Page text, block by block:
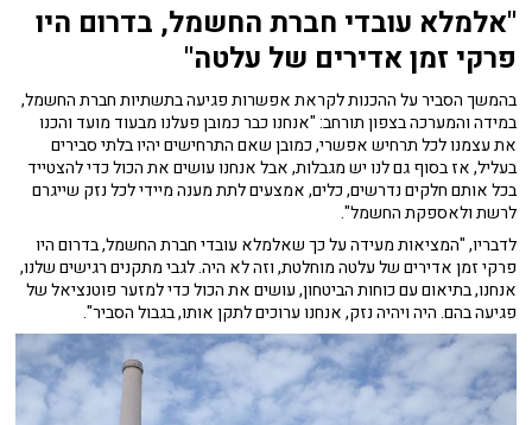
"אלמלא עובדי חברת החשמל, בדרום היו
פרקי זמן אדירים של עלטה"
בהמשך הסביר על ההכנות לקראת אפשרות פגיעה בתשתיות חברת החשמל,
במידה והמערכה בצפון תורחב: "אנחנו כבר כמובן פעלנו מבעוד מועד והכנו
את עצמנו לכל תרחיש אפשרי, כמובן שאם התרחישים יהיו בלתי סבירים
בעליל, אז בסוף גם לנו יש מגבלות, אבל אנחנו עושים את הכול כדי להצטייד
בכל אותם חלקים נדרשים, כלים, אמצעים לתת מענה מיידי לכל נזק שייגרם
לרשת ולאספקת החשמל".
לדבריו, "המציאות מעידה על כך שאלמלא עובדי חברת החשמל, בדרום היו
פרקי זמן אדירים של עלטה מוחלטת, וזה לא היה. לגבי מתקנים רגישים שלנו,
אנחנו, בתיאום עם כוחות הביטחון, עושים את הכול כדי למזער פוטנציאל של
פגיעה בהם. היה ויהיה נזק, אנחנו ערוכים לתקן אותו, בגבול הסביר".